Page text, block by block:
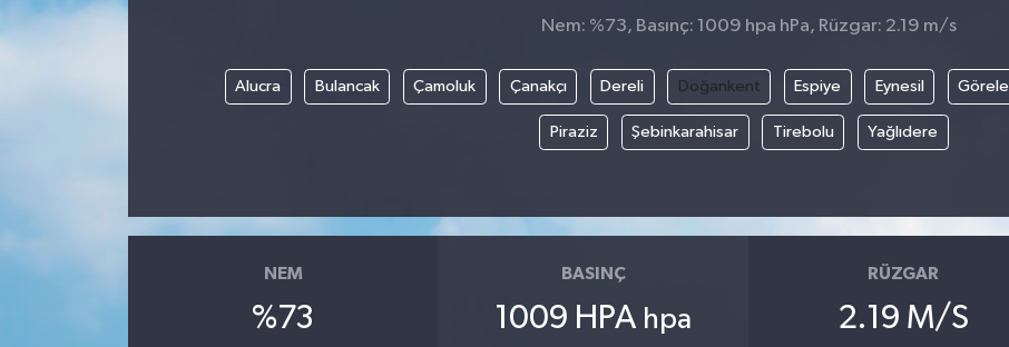
Nem: %73, Basınç: 1009 hpa hPa, Rüzgar: 2.19 m/s
Alucra Bulancak Çamoluk Çanakçı Dereli Doğankent Espiye Eynesil Görele
Piraziz Şebinkarahisar Tirebolu Yağlıdere
NEM
%73
BASINÇ
1009 HPA hpa
RÜZGAR
2.19 M/S